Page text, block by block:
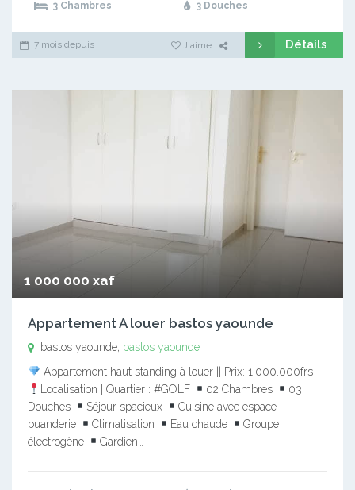
3 Chambres 3 Douches
7 mois depuis J'aime Détails
1 000 000 xaf
Appartement A louer bastos yaounde
bastos yaounde, bastos yaounde
Appartement haut standing à louer || Prix: 1.000.000frs
Localisation | Quartier : #GOLF
02 Chambres
03
Douches
Séjour spacieux
Cuisine avec espace
buanderie
Climatisation Eau chaude
Groupe
électrogène
Gardien…